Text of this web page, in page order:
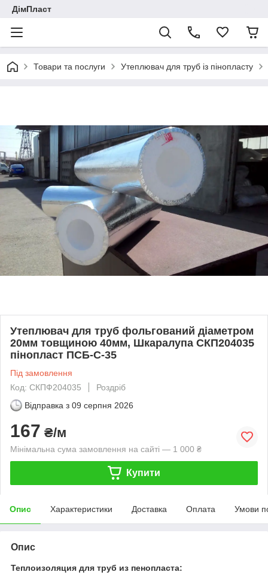
ДімПласт
Товари та послуги Утеплювач для труб із пінопласту
Утеплювач для труб фольгований діаметром
20мм товщиною 40мм, Шкаралупа СКП204035
пінопласт ПСБ-С-35
Під замовлення
Код: СКПФ204035
Роздріб
Відправка з 09 серпня 2026
167 ₴/м
Мінімальна сума замовлення на сайті — 1 000 ₴
Купити
Опис Характеристики Доставка Оплата Умови
Опис
Теплоизоляция для труб из пенопласта: